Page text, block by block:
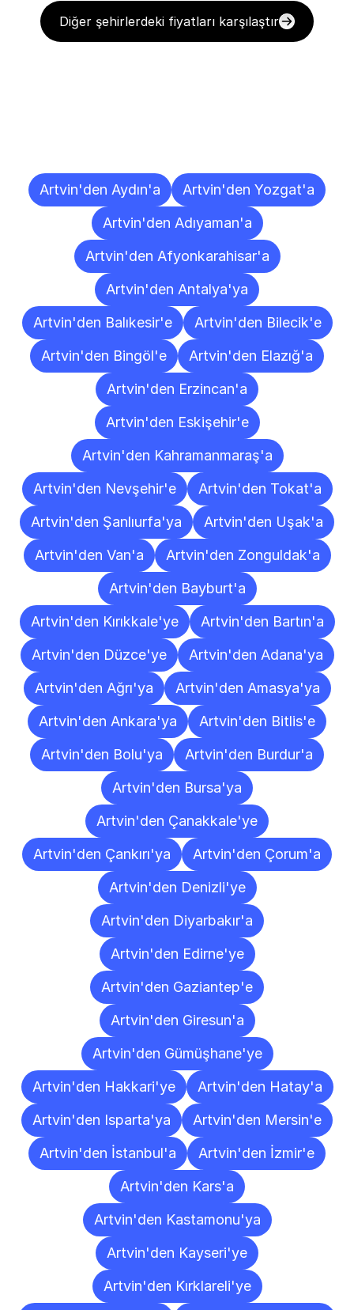
Diğer şehirlerdeki fiyatları karşılaştır
Artvin'den Aydın'a
Artvin'den Yozgat'a
Artvin'den Adıyaman'a
Artvin'den Afyonkarahisar'a
Artvin'den Antalya'ya
Artvin'den Balıkesir'e
Artvin'den Bilecik'e
Artvin'den Bingöl'e
Artvin'den Elazığ'a
Artvin'den Erzincan'a
Artvin'den Eskişehir'e
Artvin'den Kahramanmaraş'a
Artvin'den Nevşehir'e
Artvin'den Tokat'a
Artvin'den Şanlıurfa'ya
Artvin'den Uşak'a
Artvin'den Van'a
Artvin'den Zonguldak'a
Artvin'den Bayburt'a
Artvin'den Kırıkkale'ye
Artvin'den Bartın'a
Artvin'den Düzce'ye
Artvin'den Adana'ya
Artvin'den Ağrı'ya
Artvin'den Amasya'ya
Artvin'den Ankara'ya
Artvin'den Bitlis'e
Artvin'den Bolu'ya
Artvin'den Burdur'a
Artvin'den Bursa'ya
Artvin'den Çanakkale'ye
Artvin'den Çankırı'ya
Artvin'den Çorum'a
Artvin'den Denizli'ye
Artvin'den Diyarbakır'a
Artvin'den Edirne'ye
Artvin'den Gaziantep'e
Artvin'den Giresun'a
Artvin'den Gümüşhane'ye
Artvin'den Hakkari'ye
Artvin'den Hatay'a
Artvin'den Isparta'ya
Artvin'den Mersin'e
Artvin'den İstanbul'a
Artvin'den İzmir'e
Artvin'den Kars'a
Artvin'den Kastamonu'ya
Artvin'den Kayseri'ye
Artvin'den Kırklareli'ye